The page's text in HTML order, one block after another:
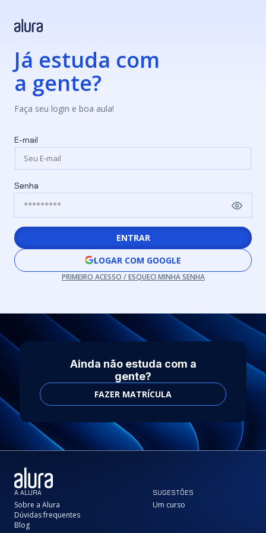
Já estuda com
a gente?
Faça seu login e boa aula!
E-mail
Senha
ENTRAR
LOGAR COM GOOGLE
PRIMEIRO ACESSO / ESQUECI MINHA SENHA
Ainda não estuda com a
gente?
FAZER MATRÍCULA
A ALURA
Sobre a Alura
Dúvidas frequentes
Blog
SUGESTÕES
Um curso